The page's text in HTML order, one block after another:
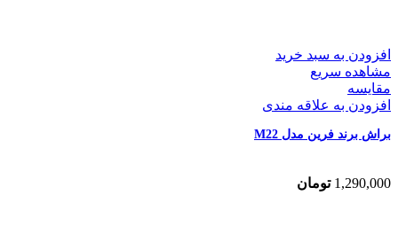
افزودن به سبد خرید
مشاهده سریع
مقایسه
افزودن به علاقه مندی
براش برند فرین مدل M22
1,290,000 تومان